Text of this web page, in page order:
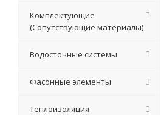
Комплектующие
(Сопутствующие материалы)
Водосточные системы
Фасонные элементы
Теплоизоляция